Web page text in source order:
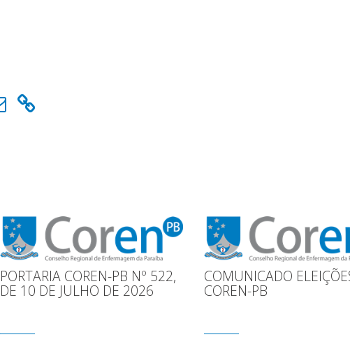
PORTARIA COREN-PB Nº 522,
DE 10 DE JULHO DE 2026
COMUNICADO
COREN-PB